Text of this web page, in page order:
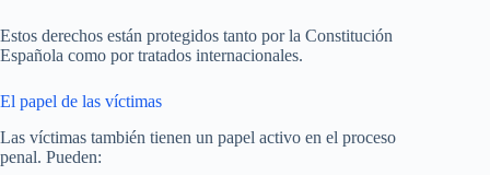
Estos derechos están protegidos tanto por la Constitución
Española como por tratados internacionales.
El papel de las víctimas
Las víctimas también tienen un papel activo en el proceso
penal. Pueden: